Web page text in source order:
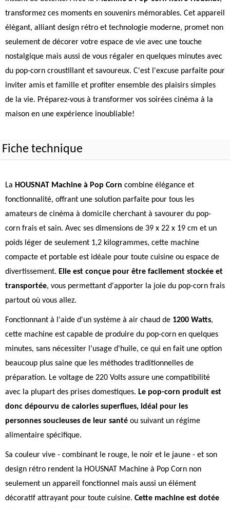
transformez ces moments en souvenirs mémorables. Cet appareil
élégant, alliant design rétro et technologie moderne, promet non
seulement de décorer votre espace de vie avec une touche
nostalgique mais aussi de vous régaler en quelques minutes avec
du pop-corn croustillant et savoureux. C'est l'excuse parfaite pour
inviter amis et famille et profiter ensemble des plaisirs simples
de la vie. Préparez-vous à transformer vos soirées cinéma à la
maison en une expérience inoubliable!
Fiche technique
La HOUSNAT Machine à Pop Corn combine élégance et
fonctionnalité, offrant une solution parfaite pour tous les
amateurs de cinéma à domicile cherchant à savourer du pop-
corn frais et sain. Avec ses dimensions de 39 x 22 x 19 cm et un
poids léger de seulement 1,2 kilogrammes, cette machine
compacte et portable est idéale pour toute cuisine ou espace de
divertissement. Elle est conçue pour être facilement stockée et
transportée, vous permettant d'apporter la joie du pop-corn frais
partout où vous allez.
Fonctionnant à l'aide d'un système à air chaud de 1200 Watts,
cette machine est capable de produire du pop-corn en quelques
minutes, sans nécessiter l'usage d'huile, ce qui en fait une option
beaucoup plus saine que les méthodes traditionnelles de
préparation. Le voltage de 220 Volts assure une compatibilité
avec la plupart des prises domestiques. Le pop-corn produit est
donc dépourvu de calories superflues, idéal pour les
personnes soucieuses de leur santé ou suivant un régime
alimentaire spécifique.
Sa couleur vive - combinant le rouge, le noir et le jaune - et son
design rétro rendent la HOUSNAT Machine à Pop Corn non
seulement un appareil fonctionnel mais aussi un élément
décoratif attrayant pour toute cuisine. Cette machine est dotée